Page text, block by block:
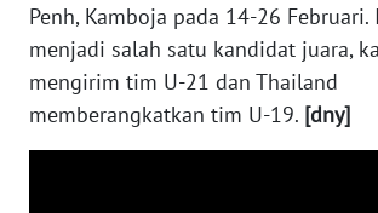
Penh, Kamboja pada 14-26 Februari.
menjadi salah satu kandidat juara,
mengirim tim U-21 dan Thailand
memberangkatkan tim U-19. [dny]
WN
SUMSEL
WN
BENGKULU